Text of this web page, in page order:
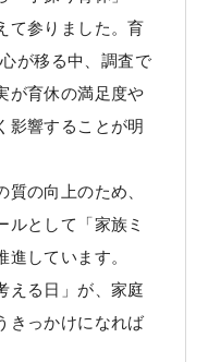
て参りました。育
が移る中、調査で
が育休の満足度や
影響することが明
の向上のため、
として「家族ミ
しています。
える日」が、家庭
きっかけになれば